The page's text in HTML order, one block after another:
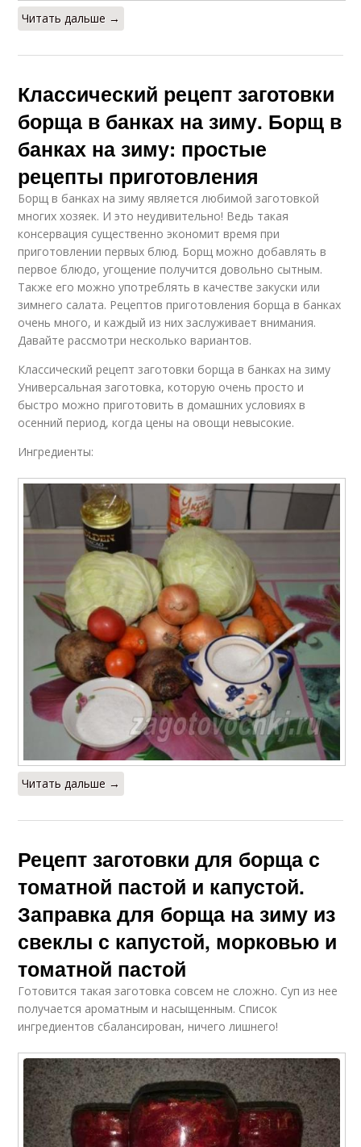
Читать дальше →
Классический рецепт заготовки
борща в банках на зиму. Борщ в
банках на зиму: простые
рецепты приготовления
Борщ в банках на зиму является любимой заготовкой
многих хозяек. И это неудивительно! Ведь такая
консервация существенно экономит время при
приготовлении первых блюд. Борщ можно добавлять в
первое блюдо, угощение получится довольно сытным.
Также его можно употреблять в качестве закуски или
зимнего салата. Рецептов приготовления борща в банках
очень много, и каждый из них заслуживает внимания.
Давайте рассмотри несколько вариантов.
Классический рецепт заготовки борща в банках на зиму
Универсальная заготовка, которую очень просто и
быстро можно приготовить в домашних условиях в
осенний период, когда цены на овощи невысокие.
Ингредиенты:
Читать дальше →
Рецепт заготовки для борща с
томатной пастой и капустой.
Заправка для борща на зиму из
свеклы с капустой, морковью и
томатной пастой
Готовится такая заготовка совсем не сложно. Суп из нее
получается ароматным и насыщенным. Список
ингредиентов сбалансирован, ничего лишнего!